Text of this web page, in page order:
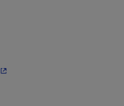
- Cet hyperlien s'ouvrira